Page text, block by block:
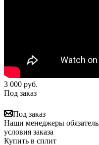
3 000 руб.
Под заказ
Под заказ
Наши менеджеры
условия заказа
Купить в сплит